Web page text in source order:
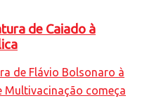
de Caiado à